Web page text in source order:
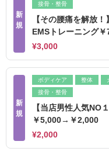
新
規
接骨・整骨
【その腰痛を解放
EMSトレーニング
¥3,000
新
規
ボディケア 整体
接骨・整骨
【当店男性人気NO
￥5,000→￥2,000
¥2,000